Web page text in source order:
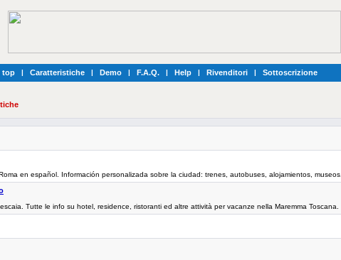
top | Caratteristiche | Demo | F.A.Q. | Help | Rivenditori | Sottoscrizione
en español. Información personalizada sobre la ciudad: trenes, autobuses, alojamientos, museos.
Tutte le info su hotel, residence, ristoranti ed altre attività per vacanze nella Maremma Toscana.